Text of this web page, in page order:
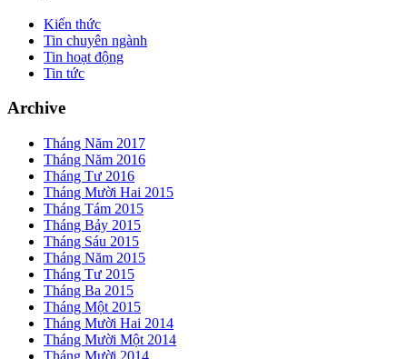
Kiến thức
Tin chuyên ngành
Tin hoạt động
Tin tức
Archive
Tháng Năm 2017
Tháng Năm 2016
Tháng Tư 2016
Tháng Mười Hai 2015
Tháng Tám 2015
Tháng Bảy 2015
Tháng Sáu 2015
Tháng Năm 2015
Tháng Tư 2015
Tháng Ba 2015
Tháng Một 2015
Tháng Mười Hai 2014
Tháng Mười Một 2014